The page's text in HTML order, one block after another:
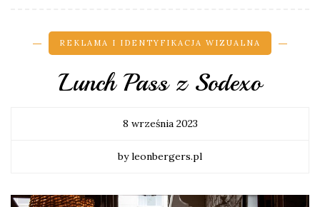
REKLAMA I IDENTYFIKACJA WIZUALNA
Lunch Pass z Sodexo
8 września 2023
by leonbergers.pl